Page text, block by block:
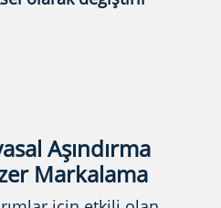
Aşındırma
Markalama